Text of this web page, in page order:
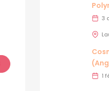
3
1